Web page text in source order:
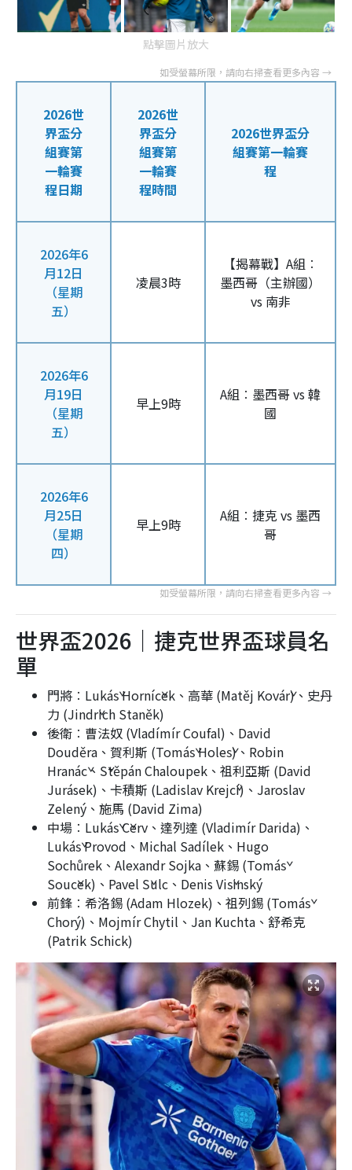
點擊圖片放大
2026世
界盃分
組賽第
一輪賽
程日期
2026世
界盃分
組賽第
一輪賽
程時間
2026世界盃分
組賽第一輪賽
程
2026年6
月12日
（星期
五）
凌晨3時
【揭幕戰】A組︰
墨西哥（主辦國）
vs 南非
2026年6
月19日
（星期
五）
早上9時
A組︰墨西哥 vs 韓
國
2026年6
月25日
（星期
四）
早上9時
A組︰捷克 vs 墨西
哥
世界盃2026｜捷克世界盃球員名
單
門將︰Lukáš Horníček、高華 (Matěj Kovář)、史丹
力 (Jindřich Staněk)
後衛︰曹法奴 (Vladímír Coufal)、David
Douděra、賀利斯 (Tomáš Holeš)、Robin
Hranáč、Štěpán Chaloupek、祖利亞斯 (David
Jurásek)、卡積斯 (Ladislav Krejčí)、Jaroslav
Zelený、施馬 (David Zima)
中場︰Lukáš Červ、達列達 (Vladimír Darida)、
Lukáš Provod、Michal Sadílek、Hugo
Sochůrek、Alexandr Sojka、蘇錫 (Tomáš
Souček)、Pavel Šulc、Denis Višinský
前鋒︰希洛錫 (Adam Hlozek)、祖列錫 (Tomáš
Chorý)、Mojmír Chytil、Jan Kuchta、舒希克
(Patrik Schick)